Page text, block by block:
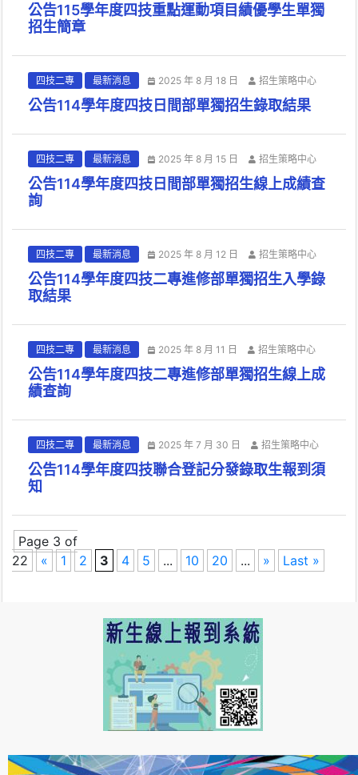
公告115學年度四技重點運動項目績優學生單獨
招生簡章
四技二專 最新消息 2025 年 8 月 18 日 招生策略中心
公告114學年度四技日間部單獨招生錄取結果
四技二專 最新消息 2025 年 8 月 15 日 招生策略中心
公告114學年度四技日間部單獨招生線上成績查
詢
四技二專 最新消息 2025 年 8 月 12 日 招生策略中心
公告114學年度四技二專進修部單獨招生入學錄
取結果
四技二專 最新消息 2025 年 8 月 11 日 招生策略中心
公告114學年度四技二專進修部單獨招生線上成
績查詢
四技二專 最新消息 2025 年 7 月 30 日 招生策略中心
公告114學年度四技聯合登記分發錄取生報到須
知
Page 3 of
22
« 1 2 3 4 5 ... 10 20 ... » Last »